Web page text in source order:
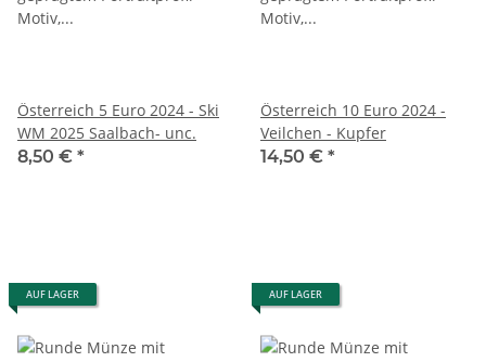
Österreich 5 Euro 2024 - Ski
WM 2025 Saalbach- unc.
8,50 € *
Österreich 10 Euro 2024 -
Veilchen - Kupfer
14,50 € *
AUF LAGER AUF LAGER